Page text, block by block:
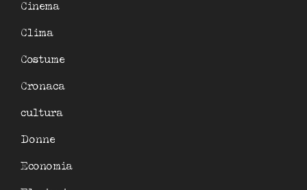
Cinema
Clima
Costume
Cronaca
cultura
Donne
Economia